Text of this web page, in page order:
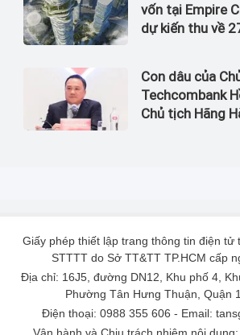
vốn tại Empire
dự kiến thu về
Con dâu của
Techcombank
Chủ tịch Hãng
Giấy phép thiết lập trang thông tin điện tử
STTTT do Sở TT&TT TP.HCM cấp
Địa chỉ: 16J5, đường DN12, Khu phố 4,
Phường Tân Hưng Thuận, Quận
Điện thoại: 0988 355 606 - Email:
Vận hành và Chịu trách nhiệm nội